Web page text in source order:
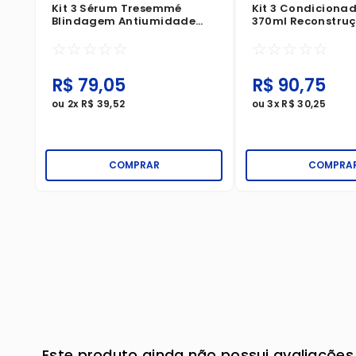
Kit 3 Sérum Tresemmé
Blindagem Antiumidade
☆ ☆ ☆ ☆ ☆
R$ 79,05
ou 2x R$ 39,52
COMPRAR
Kit 3
370ml
☆ ☆ ☆ ☆ ☆
R$ 90,75
ou3xR$ 30,25